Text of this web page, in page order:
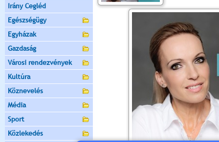
Irány Cegléd
Egészségügy
Egyházak
Gazdaság
Városi rendezvények
Kultúra
Köznevelés
Média
Sport
Közlekedés